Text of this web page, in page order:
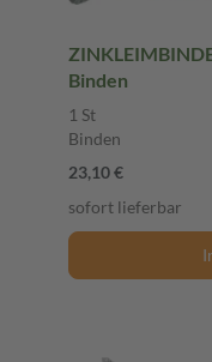
Binden
1 St
Binden
23,10 €
sofort lieferbar